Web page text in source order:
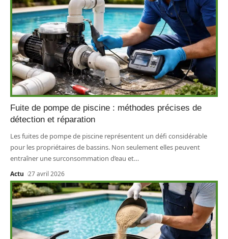
Fuite de pompe de piscine : méthodes précises de
détection et réparation
Les fuites de pompe de piscine représentent un défi considérable
pour les propriétaires de bassins. Non seulement elles peuvent
entraîner une surconsommation d’eau et…
Actu 27 avril 2026